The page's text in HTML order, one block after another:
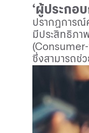
‘ผู้ประกอ
ปรากฏการณ์
มีประสิทธิภา
(Consumer-
ซึ่งสามารถช่